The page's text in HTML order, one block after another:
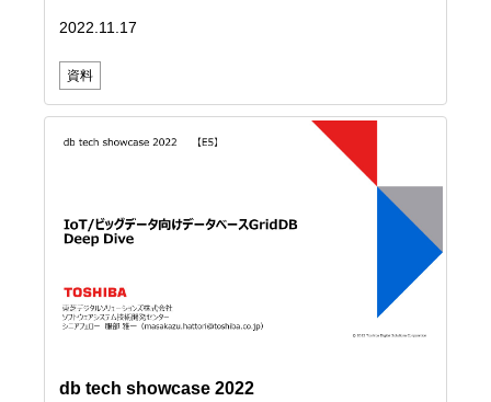
2022.11.17
資料
db tech showcase 2022